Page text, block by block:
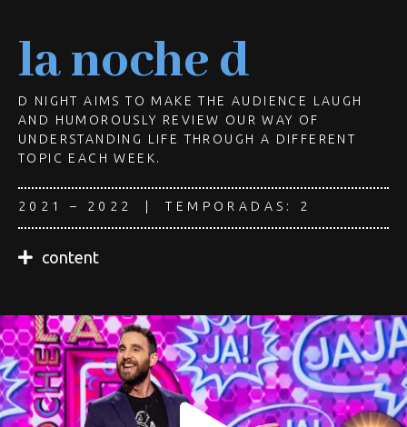
la noche d
D NIGHT AIMS TO MAKE THE AUDIENCE LAUGH
AND HUMOROUSLY REVIEW OUR WAY OF
UNDERSTANDING LIFE THROUGH A DIFFERENT
TOPIC EACH WEEK.
2021 – 2022 | TEMPORADAS: 2
content